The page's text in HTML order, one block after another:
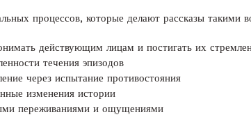
процессов, которые делают рассказы такими
действующим лицам и постигать их
течения эпизодов
через испытание противостояния
изменения истории
переживаниями и ощущениями